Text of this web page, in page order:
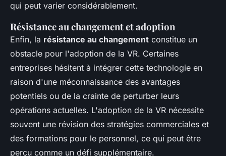
qui peut varier considérablement.
Résistance au changement et adoption
Enfin, la résistance au changement constitue un
obstacle pour l'adoption de la VR. Certaines
entreprises hésitent à intégrer cette technologie en
raison d'une méconnaissance des avantages
potentiels ou de la crainte de perturber leurs
opérations actuelles. L'adoption de la VR nécessite
souvent une révision des stratégies commerciales et
des formations pour le personnel, ce qui peut être
perçu comme un défi supplémentaire.